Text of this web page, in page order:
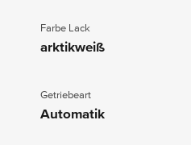
Farbe Lack
arktikweiß
Getriebeart
Automatik